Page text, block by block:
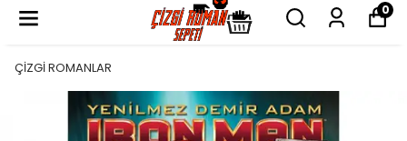
0
ÇİZGİ ROMANLAR